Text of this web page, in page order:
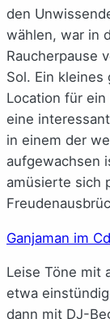
den
wählen, war in
Raucherpause
Sol. Ein
Location für
eine
in einem der
aufgewachsen
amüsierte sich
Ganjaman im
Leise Töne mit
etwa
dann mit DJ-